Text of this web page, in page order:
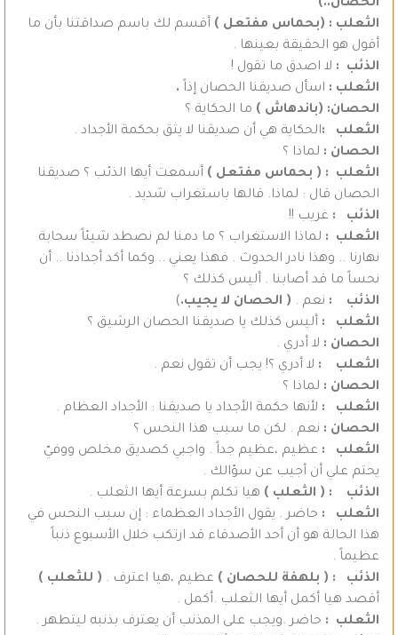
الحصان..)
الثعلب : (بحماس مفتعل ) أقسم لك باسم صداقتنا بأن ما
أقول هو الحقيقة بعينها .
الذئب : لا اصدق ما تقول !
الثعلب : اسأل صديقنا الحصان إذاً .
الحصان: (باندهاش ) ما الحكاية ؟
الثعلب :الحكاية هي أن صديقنا لا يثق بحكمة الأجداد .
الحصان : لماذا ؟
الثعلب : ( بحماس مفتعل ) أسمعت أيها الذئب ؟ صديقنا
الحصان قال : لماذا. قالها باستغراب شديد .
الذئب : غريب !!
الثعلب : لماذا الاستغراب ؟ ما دمنا لم نصطد شيئاً سحابة
نهارنا .. وهذا نادر الحدوث . فهذا يعني .. وكما أكد أجدادنا .. أن
نحساً ما قد أصابنا . أليس كذلك ؟
الذئب : نعم . ( الحصان لا يجيب.)
الثعلب : أليس كذلك يا صديقنا الحصان الرشيق ؟
الحصان : لا أدري .
الثعلب : لا أدري ؟! يجب أن تقول نعم .
الحصان : لماذا ؟
الثعلب : لأنها حكمة الأجداد يا صديقنا : الأجداد العظام .
الحصان : نعم . لكن ما سبب هذا النحس ؟
الثعلب : عظيم ،عظيم جداً . واجبي كصديق مخلص ووفيّ
يحتم علي أن أجيب عن سؤالك .
الذئب : ( الثعلب ) هيا تكلم بسرعة أيها الثعلب .
الثعلب : حاضر . يقول الأجداد العظماء : إن سبب النحس في
هذا الحالة هو أن أحد الأصدقاء قد ارتكب خلال الأسبوع ذنباً
عظيماً .
الذئب : ( بلهفة للحصان ) عظيم ،هيا اعترف . ( للثعلب )
أقصد هيا أكمل أيها الثعلب .أكمل .
الثعلب : حاضر .ويجب على المذنب أن يعترف بذنبه ليتطهر .